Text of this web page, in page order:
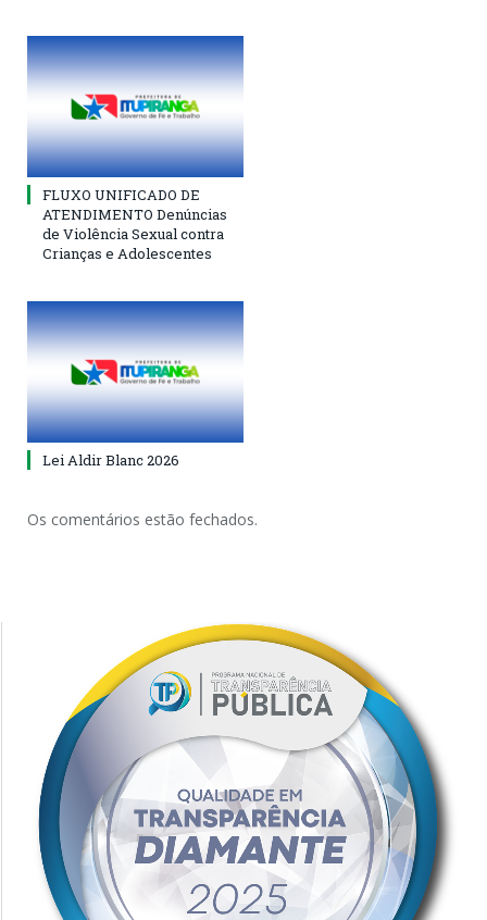
FLUXO UNIFICADO DE
ATENDIMENTO Denúncias
de Violência Sexual contra
Crianças e Adolescentes
Lei Aldir Blanc 2026
Os comentários estão fechados.